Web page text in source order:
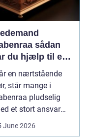
sådan
du hjælp til en
afsked
en nærtstående
står mange i
pludselig
et stort ansvar
i sorgen.
June 2026